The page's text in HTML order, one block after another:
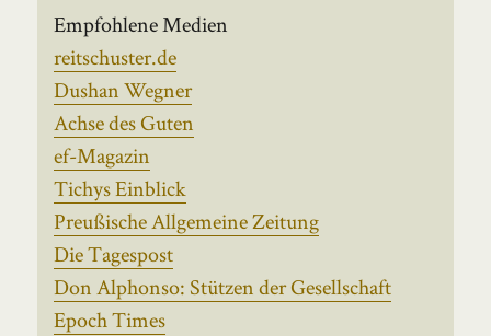
Empfohlene Medien
reitschuster.de
Dushan Wegner
Achse des Guten
ef-Magazin
Tichys Einblick
Preußische Allgemeine Zeitung
Die Tagespost
Don Alphonso: Stützen der Gesellschaft
Epoch Times